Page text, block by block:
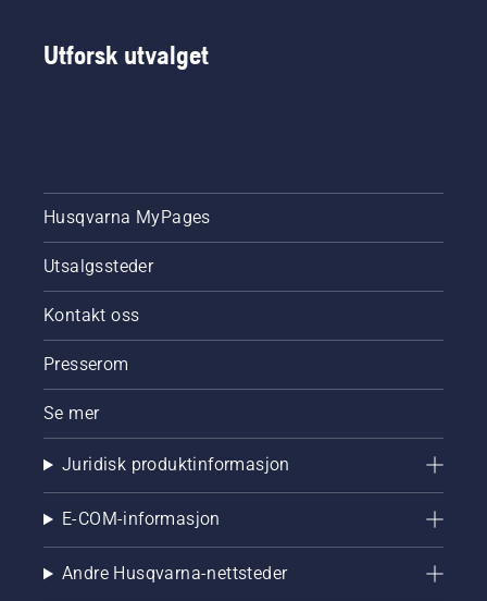
Utforsk utvalget
Husqvarna MyPages
Utsalgssteder
Kontakt oss
Presserom
Se mer
Juridisk produktinformasjon
E-COM-informasjon
Andre Husqvarna-nettsteder